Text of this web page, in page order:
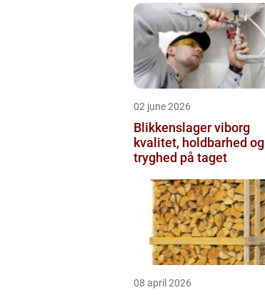
02 june 2026
Blikkenslager viborg
kvalitet, holdbarhed og
tryghed på taget
08 april 2026